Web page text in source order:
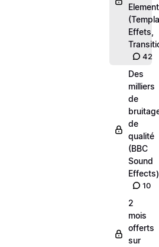
Effets,
42
Des
milliers
de
de
qualité
(BBC
Sound
Effects)
10
2
mois
offerts
sur